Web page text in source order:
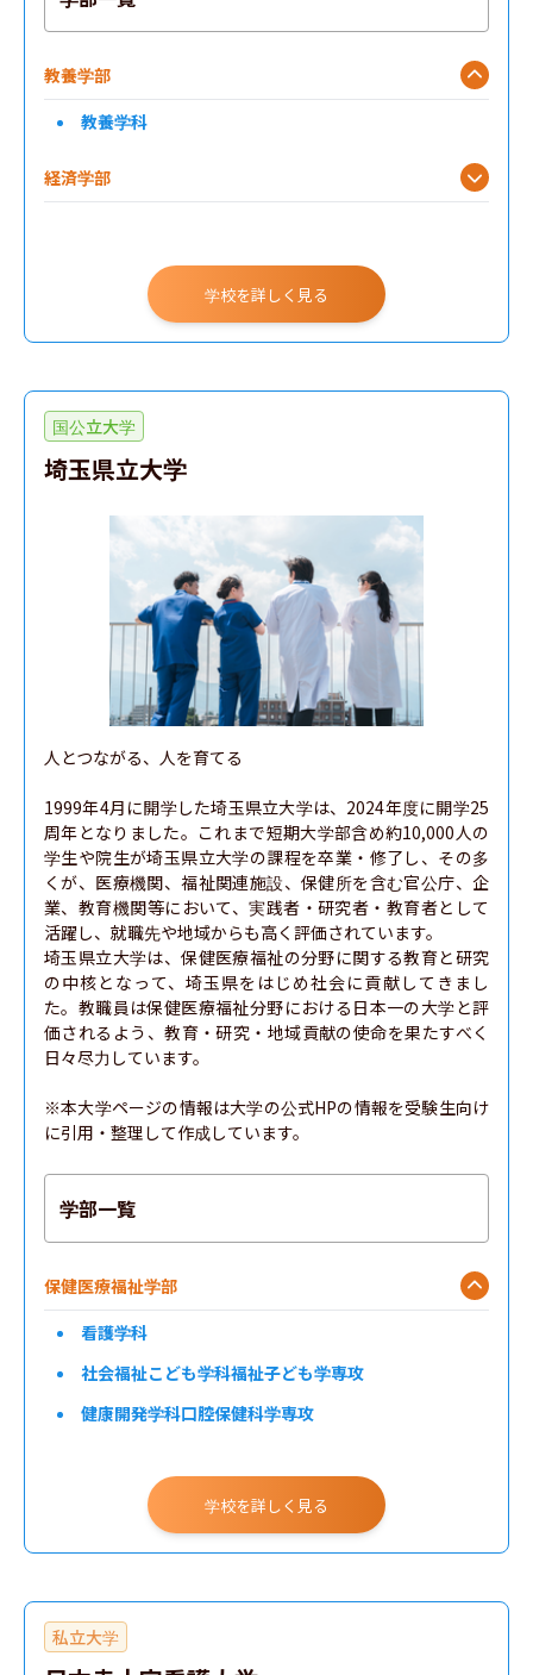
教養学部
教養学科
経済学部
学校を詳しく見る
国公立大学
埼玉県立大学
人とつながる、人を育てる
1999年4月に開学した埼玉県立大学は、2024年度に開学25
周年となりました。これまで短期大学部含め約10,000人の
学生や院生が埼玉県立大学の課程を卒業・修了し、その多
くが、医療機関、福祉関連施設、保健所を含む官公庁、企
業、教育機関等において、実践者・研究者・教育者として
活躍し、就職先や地域からも高く評価されています。
埼玉県立大学は、保健医療福祉の分野に関する教育と研究
の中核となって、埼玉県をはじめ社会に貢献してきまし
た。教職員は保健医療福祉分野における日本一の大学と評
価されるよう、教育・研究・地域貢献の使命を果たすべく
日々尽力しています。
※本大学ページの情報は大学の公式HPの情報を受験生向け
に引用・整理して作成しています。
学部一覧
保健医療福祉学部
看護学科
社会福祉こども学科福祉子ども学専攻
健康開発学科口腔保健科学専攻
学校を詳しく見る
私立大学